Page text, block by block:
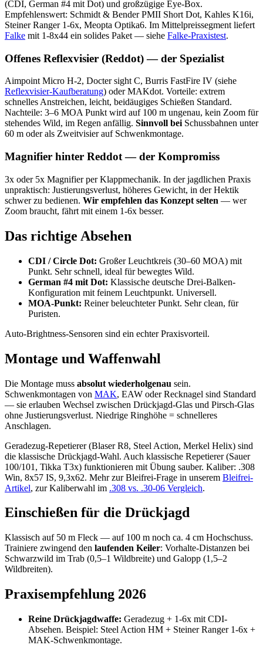
(CDI, German #4 mit Dot) und großzügige Eye-Box.
Empfehlenswert: Schmidt & Bender PMII Short Dot, Kahles K16i,
Steiner Ranger 1-6x, Meopta Optika6. Im Mittelpreissegment liefert
Falke mit 1-8x44 ein solides Paket — siehe Falke-Praxistest.
Offenes Reflexvisier (Reddot) — der Spezialist
Aimpoint Micro H-2, Docter sight C, Burris FastFire IV (siehe
Reflexvisier-Kaufberatung) oder MAKdot. Vorteile: extrem
schnelles Anstreichen, leicht, beidäugiges Schießen Standard.
Nachteile: 3–6 MOA Punkt wird auf 100 m ungenau, kein Zoom für
stehendes Wild, im Regen anfällig. Sinnvoll beiSchussbahnen unter
60 m oder als Zweitvisier auf Schwenkmontage.
Magnifier hinter Reddot — der Kompromiss
3x oder 5x Magnifier per Klappmechanik. In der jagdlichen Praxis
unpraktisch: Justierungsverlust, höheres Gewicht, in der Hektik
schwer zu bedienen. Wir empfehlen das Konzept selten — wer
Zoom braucht, fährt mit einem 1-6x besser.
Das richtige Absehen
CDI / Circle Dot: Großer Leuchtkreis (30–60 MOA) mit
Punkt. Sehr schnell, ideal für bewegtes Wild.
German #4 mit Dot: Klassische deutsche Drei-Balken-
Konfiguration mit feinem Leuchtpunkt. Universell.
MOA-Punkt: Reiner beleuchteter Punkt. Sehr clean, für
Puristen.
Auto-Brightness-Sensoren sind ein echter Praxisvorteil.
Montage und Waffenwahl
Die Montage muss absolut wiederholgenau sein.
Schwenkmontagen von MAK, EAW oder Recknagel sind Standard
— sie erlauben Wechsel zwischen Drückjagd-Glas und Pirsch-Glas
ohne Justierungsverlust. Niedrige Ringhöhe = schnelleres
Anschlagen.
Geradezug-Repetierer (Blaser R8, Steel Action, Merkel Helix) sind
die klassische Drückjagd-Wahl. Auch klassische Repetierer (Sauer
100/101, Tikka T3x) funktionieren mit Übung sauber. Kaliber: .308
Win, 8x57 IS, 9,3x62. Mehr zur Bleifrei-Frage in unserem Bleifrei-
Artikel, zur Kaliberwahl im .308 vs. .30-06 Vergleich.
Einschießen für die Drückjagd
Klassisch auf 50 m Fleck — auf 100 m noch ca. 4 cm Hochschuss.
Trainiere zwingend den laufenden Keiler: Vorhalte-Distanzen bei
Schwarzwild im Trab (0,5–1 Wildbreite) und Galopp (1,5–2
Wildbreiten).
Praxisempfehlung 2026
Reine Drückjagdwaffe: Geradezug + 1-6x mit CDI-
Absehen. Beispiel: Steel Action HM + Steiner Ranger 1-6x +
MAK-Schwenkmontage.